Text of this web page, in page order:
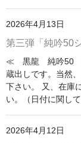
マイページ
会員登録
カートの中を見る
2026年4月13日
第三弾「純吟50
≪ 黒龍 純吟50
蔵出しです。当然
下さい。 又、在庫
い。（日付に関し
2026年4月12日